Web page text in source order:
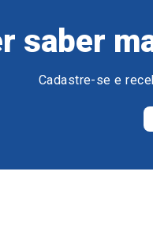
saber
Cadastre-se e